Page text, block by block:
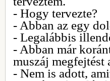
- Hogy tervezte?
- Abban az egy
- Legalábbis
- Abban már
muszáj megfejtést
- Nem is adott,